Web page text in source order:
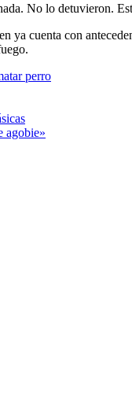
No lo detuvieron.
cuenta con
perro
agobie»